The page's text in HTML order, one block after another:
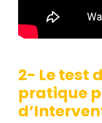
2- Le test
pratique